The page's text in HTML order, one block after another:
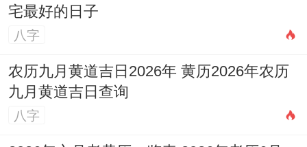
宅最好的日子
八字
农历九月黄道吉日2026年 黄历2026年农历
九月黄道吉日查询
八字